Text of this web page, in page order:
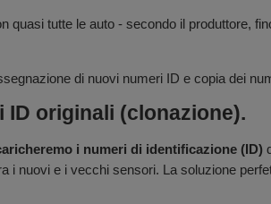
quasi tutte le auto - secondo il produttore,
di nuovi numeri ID e copia dei
ID originali (clonazione).
i numeri di identificazione (ID)
i nuovi e i vecchi sensori. La soluzione